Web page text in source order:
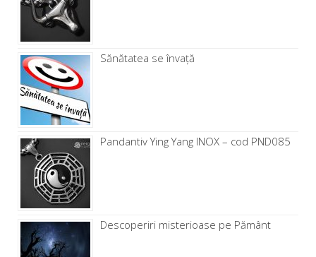
Sănătatea se învață
Pandantiv Ying Yang INOX – cod PND085
Descoperiri misterioase pe Pământ